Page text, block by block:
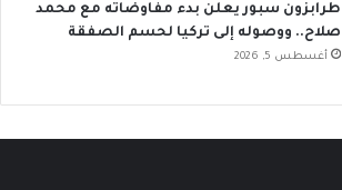
طرابزون سبور يعلن بدء مفاوضاته مع محمد
صلاح.. ووصوله إلى تركيا لحسم الصفقة
أغسطس 5, 2026